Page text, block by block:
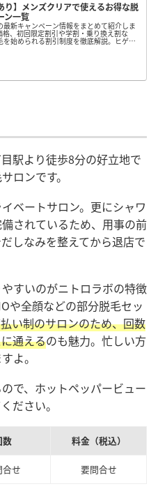
り】メンズクリアで使えるお得な脱
ン一覧
最新キャンペーン情報をまとめて紹介しま
格、初回限定割引や学割・乗り換え割な
を始められる割引制度を徹底解説。ヒゲ脱
駅より徒歩8分の好立地で
ロンです。
ベートサロン。更にシャワ
されているため、用事の前
しなみを整えてから退店で
すいのがニトロラボの特徴
や全顔などの部分脱毛セッ
い制のサロンのため、回数
通えるのも魅力。忙しい方
よ。
で、ホットペッパービュー
ださい。
数 料金（税込）
合せ 要問合せ